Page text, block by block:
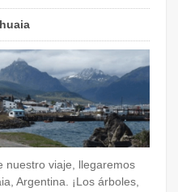
nuestro viaje, llegaremos
Argentina. ¡Los árboles,